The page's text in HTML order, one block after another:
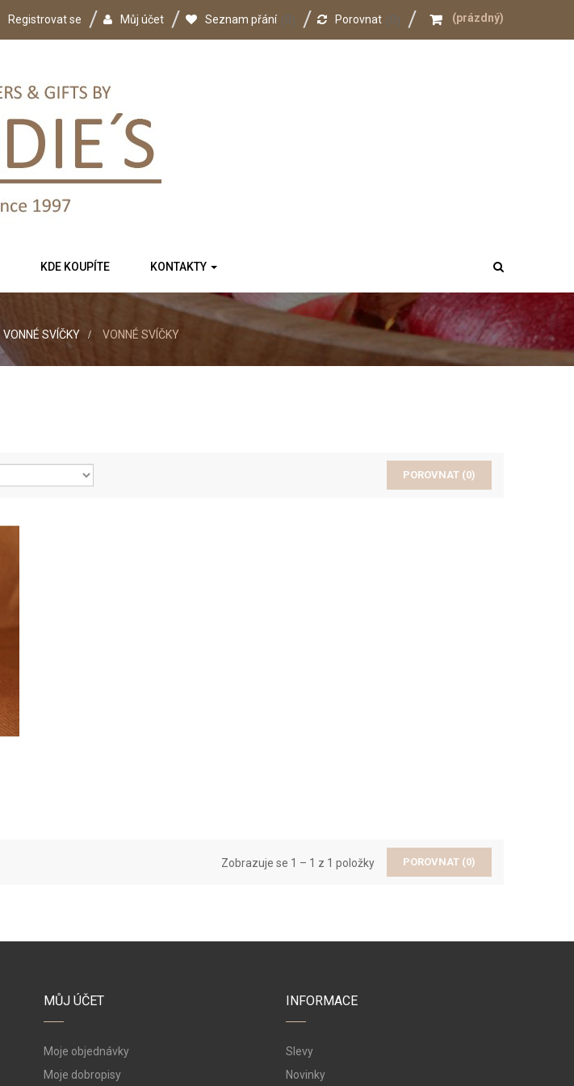
(prázdný)
Registrovat se Můj účet Seznam přání 0 Porovnat 0
KDE KOUPÍTE KONTAKTY
VONNÉ SVÍČKY > VONNÉ SVÍČKY
POROVNAT (0)
Zobrazuje se 1 – 1 z 1 položky POROVNAT (0)
MŮJ ÚČET
Moje objednávky
Moje dobropisy
INFORMACE
Slevy
Novinky